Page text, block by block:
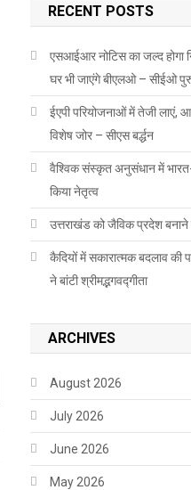
RECENT POSTS
एसआईआर नोटिस का जल्द होगा
घर भी जाएंगे बीएलओ – सीईओ
ईएपी परियोजनाओं में तेजी लाएं,
विशेष जोर – सीएस बर्द्धन
वैश्विक संस्कृत अनुसंधान में
किया नेतृत्व
उत्तराखंड को जैविक प्रदेश बनाने
कैदियों में सकारात्मक बदलाव की
ने बांटी श्रीमद्भगवद्गीता
ARCHIVES
August 2026
July 2026
June 2026
May 2026